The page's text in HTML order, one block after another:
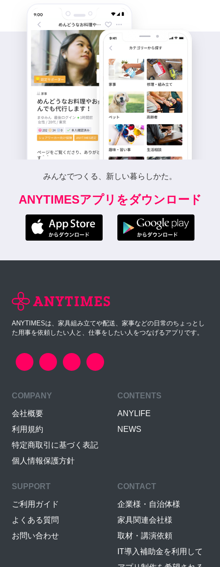
みんなでつくる、新しい暮らしかた。
ANYTIMESアプリをダウンロード
ANYTIMESは、家具組み立てや配送、家事などの日常のちょっとし
た用事を依頼したい人と、仕事をしたい人をつなげるアプリです。
COMPANY
会社概要
利用規約
特定商取引に基づく表記
個人情報保護方針
CONTENTS
ANYLIFE
NEWS
SUPPORT
ご利用ガイド
よくある質問
お問い合わせ
CONTACT
企業様・自治体様
家具関連会社様
取材・講演依頼
IT導入補助金を利用して